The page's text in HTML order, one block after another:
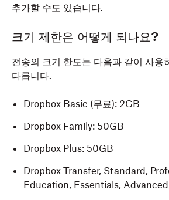
추가할 수도 있습니다.
크기 제한은 어떻게 되나요?
전송의 크기 한도는 다음과 같이 사용
다릅니다.
Dropbox Basic (무료): 2GB
Dropbox Family: 50GB
Dropbox Plus: 50GB
Dropbox Transfer, Standard,
Education, Essentials,